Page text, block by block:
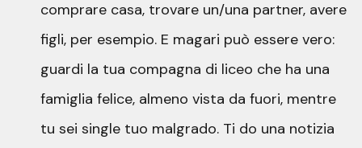
comprare casa, trovare un/una partner, avere
figli, per esempio. E magari può essere vero:
guardi la tua compagna di liceo che ha una
famiglia felice, almeno vista da fuori, mentre
tu sei single tuo malgrado. Ti do una notizia